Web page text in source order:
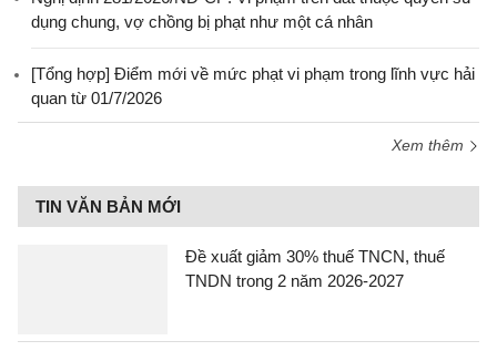
dụng chung, vợ chồng bị phạt như một cá nhân
[Tổng hợp] Điểm mới về mức phạt vi phạm trong lĩnh vực hải
quan từ 01/7/2026
Xem thêm
TIN VĂN BẢN MỚI
Đề xuất giảm 30% thuế TNCN, thuế
TNDN trong 2 năm 2026-2027